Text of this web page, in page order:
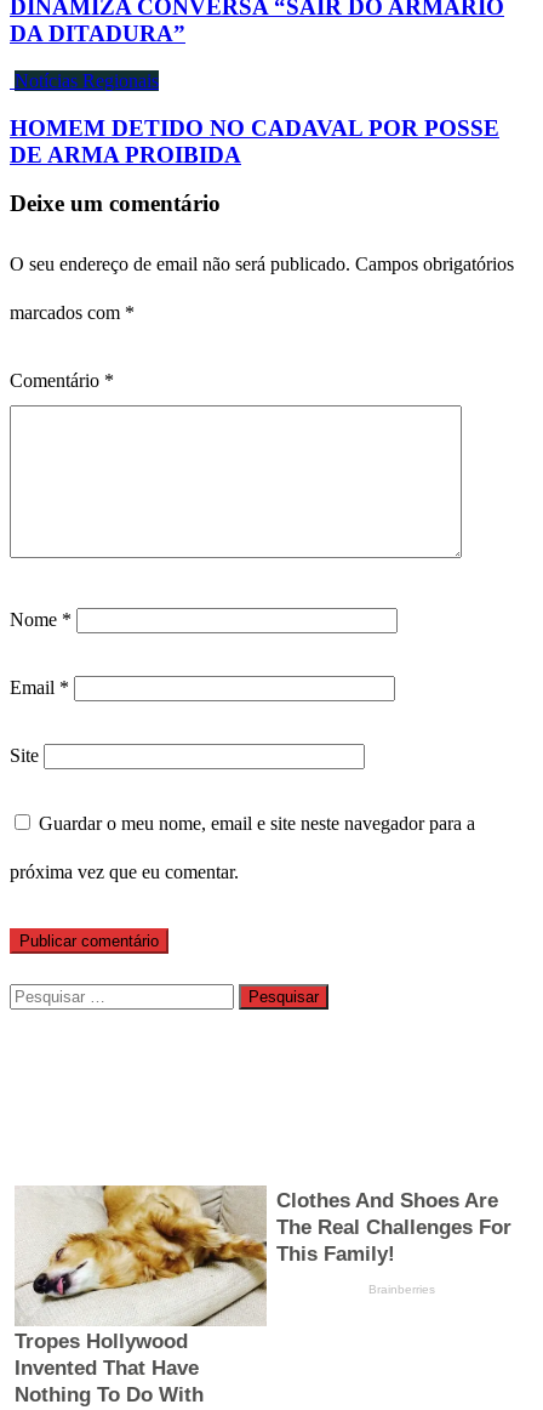
DINAMIZA CONVERSA “SAIR DO ARMÁRIO
DA DITADURA”
Notícias Regionais
HOMEM DETIDO NO CADAVAL POR POSSE
DE ARMA PROIBIDA
Deixe um comentário
O seu endereço de email não será publicado. Campos obrigatórios
marcados com *
Comentário *
Nome *
Email *
Site
Guardar o meu nome, email e site neste navegador para a
próxima vez que eu comentar.
Pesquisar
por: